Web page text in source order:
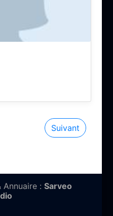
Suivant
Annuaire :Sarveo